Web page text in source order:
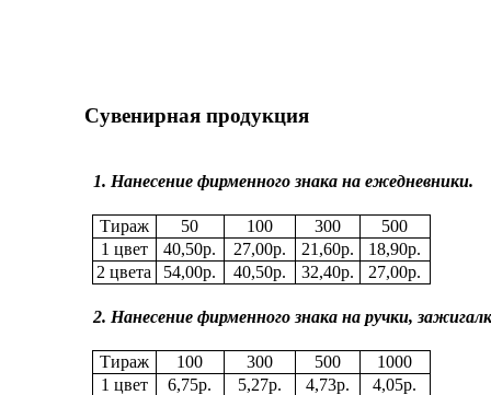
Сувенирная продукция
1. Нанесение фирменного знака на ежедневники.
Тираж 50 100 300
500
1 цвет
40,50р. 27,00р. 21 ,60р. 18,90р.
2 цвета
54,00р. 40,50р. 32,40р. 27,00р.
2. Нанесение фирменного знака на ручки,
Тираж 100 300 500
1000
1 цвет
6,75р. 5,27р. 4,73р. 4,05р.